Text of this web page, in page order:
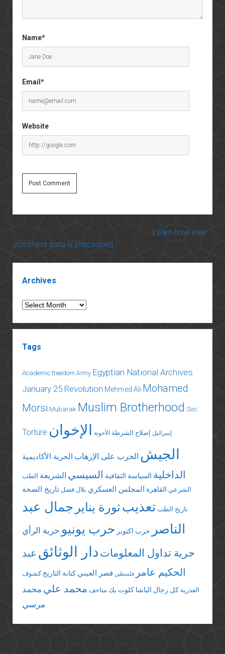
Name*
Email*
Website
Learn how your
comment data is processed.
Archives
Archives
Tags
Academic freedom Army Egyptian National Archives
January 25 Revolution Mehmed Ali Mohamed
Morsi Mubarak Muslim Brotherhood Sisi
Torture إسرائيل إصلاح الشرطة الأخونة الإخوان
الجيش الحرب على الإرهاب الحرية الأكاديمية
الداخلية السياسة الثقافية السيسي الشريعة الطب
الشرعي القاهرة المجلس العسكري بلال فضل تاريخ الصحة
تاريخ الطب تعذيبثورة يناير جمال عبد
الناصر
حرب اكتوبر حرب يونيو حرية الرأي
حرية تداول المعلومات دار الوثائق عبد
الحكيم عامر
فلسطين قصر العيني كتابة التاريخ كشوف
العذرية كل رجال الباشا كلوت بك متاحف محمد علي محمد
مرسي